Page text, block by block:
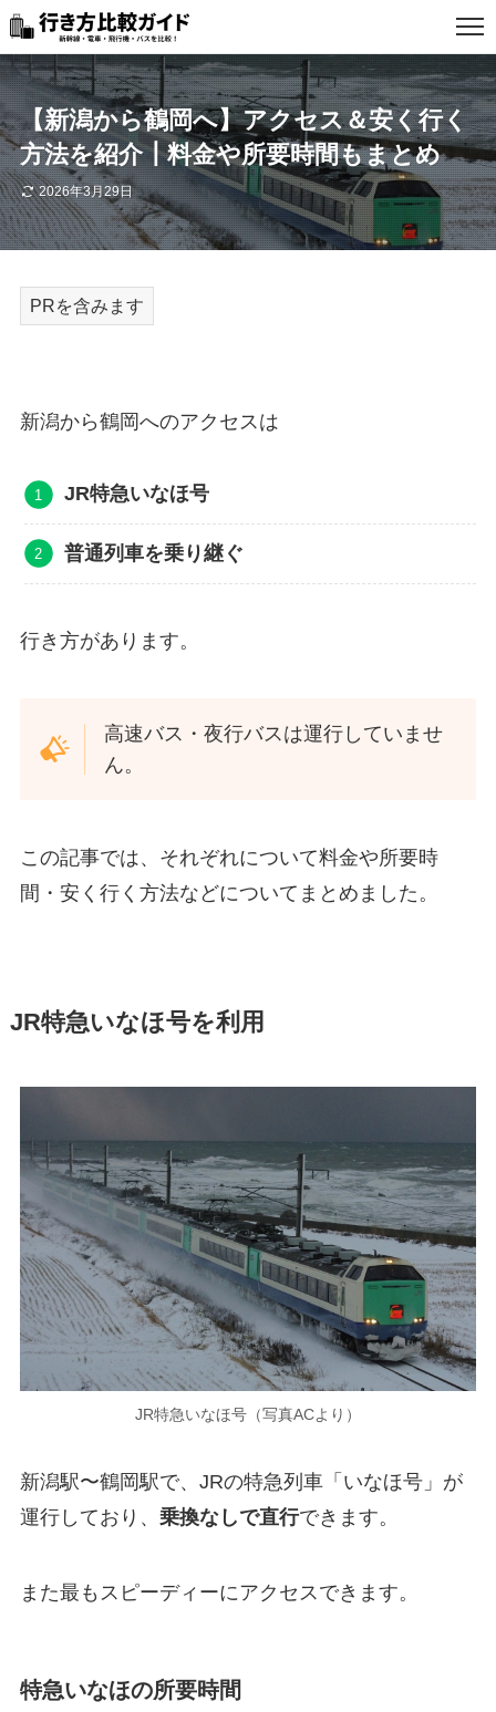
お問い合わせ
サイト情報
アフィリエイトについて
スタッフ採用
【新潟から鶴岡へ】アクセス＆安く行く
方法を紹介┃料金や所要時間もまとめ
2026年3月29日
新潟から鶴岡へのアクセスは
JR特急いなほ号
普通列車を乗り継ぐ
行き方があります。
高速バス・夜行バスは運行していませ
ん。
この記事では、それぞれについて料金や所要時
間・安く行く方法などについてまとめました。
JR特急いなほ号を利用
JR特急いなほ号（写真ACより）
新潟駅〜鶴岡駅で、JRの特急列車「いなほ号」が
運行しており、 乗換なしで直行できます。
また最もスピーディーにアクセスできます。
特急いなほの所要時間